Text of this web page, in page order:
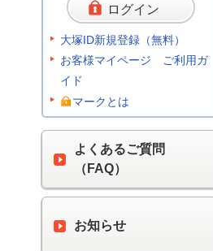
ログイン
大塚ID新規登録（無料）
お客様マイページ ご利用ガ
イド
マークとは
よくあるご質問
（FAQ）
お知らせ